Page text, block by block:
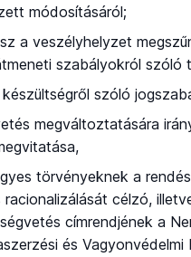
módosításáról;
a veszélyhelyzet
szabályokról szóló
szóló
megváltoztatására
törvényeknek a
célzó,
címrendjének a
és Vagyonvédelmi